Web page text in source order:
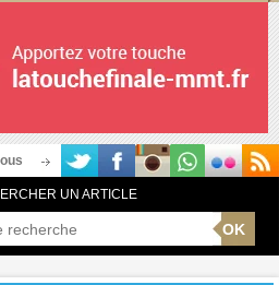
UN ARTICLE